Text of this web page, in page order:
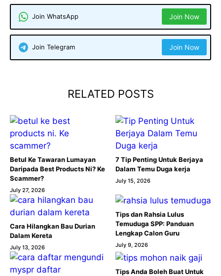
Join WhatsApp Join Now
Join Telegram Join Now
RELATED POSTS
Betul Ke Tawaran Lumayan
Daripada Best Products Ni? Ke
Scammer?
July 27, 2026
7 Tip Penting Untuk Berjaya
Dalam Temu Duga kerja
July 15, 2026
Cara Hilangkan Bau Durian
Dalam Kereta
July 13, 2026
Tips dan Rahsia Lulus
Temuduga SPP: Panduan
Lengkap Calon Guru
July 9, 2026
Tips Anda Boleh Buat Untuk